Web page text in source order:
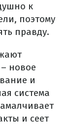
к
поэтому
правду.
новое
и
система
и сеет